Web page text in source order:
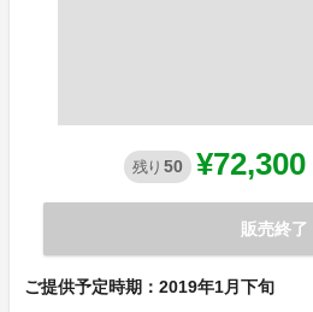
残り 50 ¥72,300
販売終了
ご提供予定時期：2019年1月下旬